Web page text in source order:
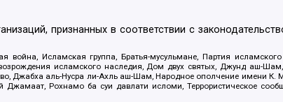
признанных в соответствии с
Исламская группа, Братья-мусульмане, Партия
исламского наследия, Дом двух святых, Джунд аш-
Джабха аль-Нусра ли-Ахль аш-Шам, Народное ополчение имени
Рохнамо ба суи давлати исломи, Террористическое